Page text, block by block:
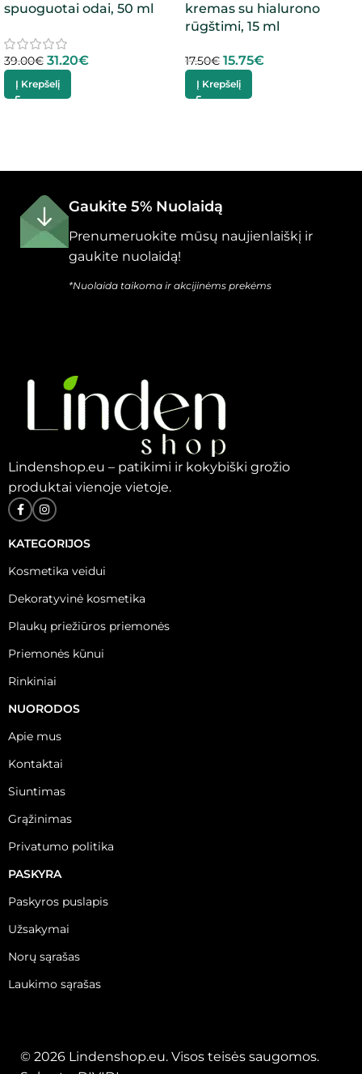
spuoguotai odai, 50 ml
39.00€ 31.20€
Į Krepšelį
kremas su hialurono
rūgštimi, 15 ml
17.50€ 15.75€
Į Krepšelį
Gaukite 5% Nuolaidą
Prenumeruokite mūsų naujienlaiškį ir
gaukite nuolaidą!
*Nuolaida taikoma ir akcijinėms prekėms
Lindenshop.eu – patikimi ir kokybiški grožio
produktai vienoje vietoje.
KATEGORIJOS
Kosmetika veidui
Dekoratyvinė kosmetika
Plaukų priežiūros priemonės
Priemonės kūnui
Rinkiniai
NUORODOS
Apie mus
Kontaktai
Siuntimas
Grąžinimas
Privatumo politika
PASKYRA
Paskyros puslapis
Užsakymai
Norų sąrašas
Laukimo sąrašas
© 2026 Lindenshop.eu. Visos teisės saugomos.